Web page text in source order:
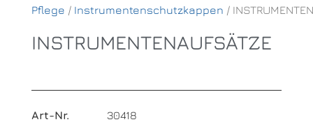
Pflege / Instrumentenschutzkappen /
INSTRUMENTENAUFSÄTZE
Art-Nr.
30418